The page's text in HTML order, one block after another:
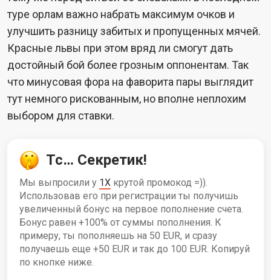
туре орлам важно набрать максимум очков и
улучшить разницу забитых и пропущенных мячей.
Красные львы при этом вряд ли смогут дать
достойный бой более грозным оппонентам. Так
что минусовая фора на фаворита пары выглядит
тут немного рискованным, но вполне неплохим
выбором для ставки.
Тс… Секретик!
Мы выпросили у 1X крутой промокод =)).
Использовав его при регистрации ты получишь
увеличенный бонус на первое пополнение счета.
Бонус равен +100% от суммы пополнения. К
примеру, ты пополняешь на 50 EUR, и сразу
получаешь еще +50 EUR и так до 100 EUR. Копируй
по кнопке ниже.